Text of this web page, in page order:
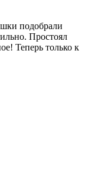
подобрали
Простоял
Теперь только к